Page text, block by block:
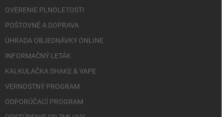
OVERENIE PLNOLETOSTI
POŠTOVNÉ A DOPRAVA
ÚHRADA OBJEDNÁVKY ONLINE
INFORMAČNÝ LETÁK
KALKULAČKA SHAKE & VAPE
VERNOSTNÝ PROGRAM
ODPORÚČACÍ PROGRAM